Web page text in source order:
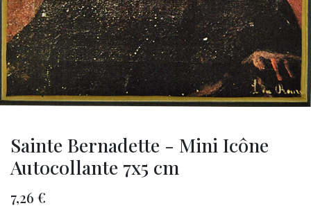
Sainte Bernadette - Mini Icône
Autocollante 7x5 cm
7,26 €